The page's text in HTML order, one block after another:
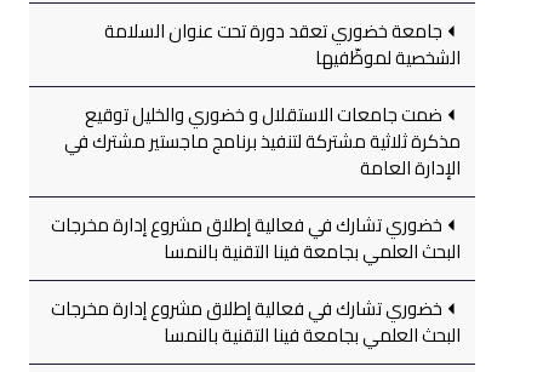
جامعة خضوري تعقد دورة تحت عنوان السلامة
الشخصية لموظّفيها
ضمت جامعات الاستقلال و خضوري والخليل توقيع
مذكرة ثلاثية مشتركة لتنفيذ برنامج ماجستير مشترك في
الإدارة العامة
خضوري تشارك في فعالية إطلاق مشروع إدارة مخرجات
البحث العلمي بجامعة فينا التقنية بالنمسا
خضوري تشارك في فعالية إطلاق مشروع إدارة مخرجات
البحث العلمي بجامعة فينا التقنية بالنمسا